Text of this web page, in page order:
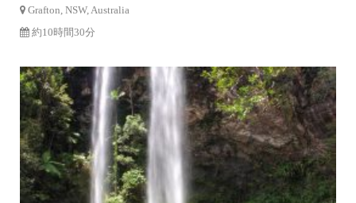
Grafton, NSW, Australia
約10時間30分